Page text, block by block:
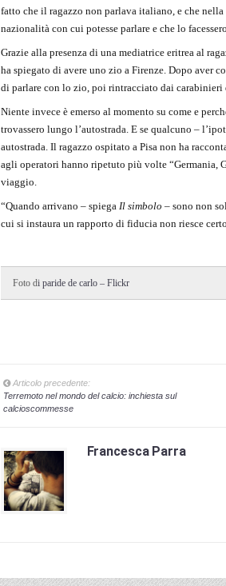
fatto che il ragazzo non parlava italiano, e che
nazionalità con cui potesse parlare e che lo
Grazie alla presenza di una mediatrice eritrea al
ha spiegato di avere uno zio a Firenze. Dopo aver
di parlare con lo zio, poi rintracciato dai
Niente invece è emerso al momento su come e
trovassero lungo l’autostrada. E se qualcuno –
autostrada. Il ragazzo ospitato a Pisa non ha
agli operatori hanno ripetuto più volte “Germania,
viaggio.
“Quando arrivano – spiega Il simbolo – sono non
cui si instaura un rapporto di fiducia non riesce
Foto di paride de carlo – Flickr
Articolo precedente:
Terremoto nel mondo del calcio: inchiesta sul
calcioscommesse
Francesca Parra